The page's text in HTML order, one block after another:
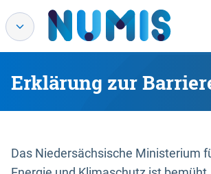
Erklärung zur
Das Niedersächsische Ministerium